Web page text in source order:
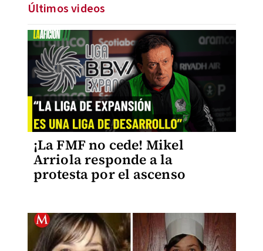
Últimos videos
¡La FMF no cede! Mikel
Arriola responde a la
protesta por el ascenso